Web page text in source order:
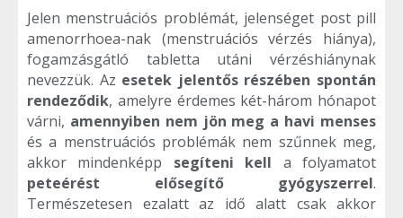
Jelen menstruációs problémát, jelenséget post pill
amenorrhoea-nak (menstruációs vérzés hiánya),
fogamzásgátló tabletta utáni vérzéshiánynak
nevezzük. Az esetek jelentős részében spontán
rendeződik, amelyre érdemes két-három hónapot
várni, amennyiben nem jön meg a havi menses
és a menstruációs problémák nem szűnnek meg,
akkor mindenképp segíteni kell a folyamatot
peteérést elősegítő gyógyszerrel.
Természetesen ezalatt az idő alatt csak akkor